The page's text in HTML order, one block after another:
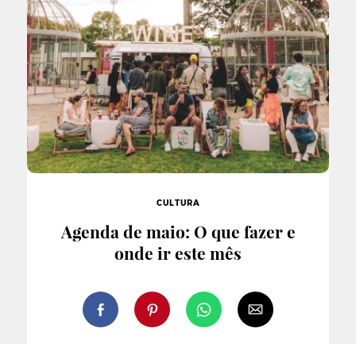
CULTURA
Agenda de maio: O que fazer e
onde ir este mês